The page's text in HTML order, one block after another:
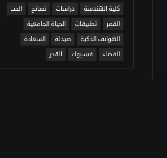
كلية الهندسة
دراسات نصائح
الحب
القمر
تطبيقات
الحياة الجامعية
الهواتف الذكية
صيدلة
السعادة
الفضاء
فيسبوك القدر